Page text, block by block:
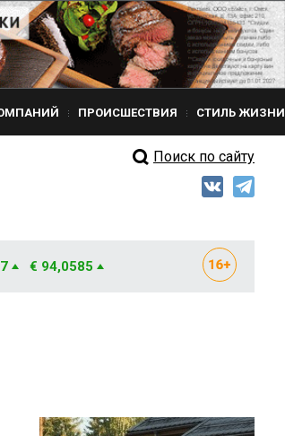
ПРОИСШЕСТВИЯ СТИЛЬ ЖИЗНИ
Поиск по сайту
€ 94,0585